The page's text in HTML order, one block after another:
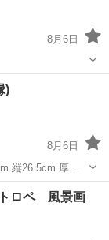
8月6日
)
8月6日
縦26.5cm 厚…
ル
ロペ 風景画